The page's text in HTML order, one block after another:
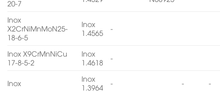
20-7
Inox
X2CrNiMnMoN25-
18-6-5
Inox
1.4565
-
Inox X9CrMnNiCu
17-8-5-2
Inox
1.4618
-
Inox
Inox
1.3964
- - -